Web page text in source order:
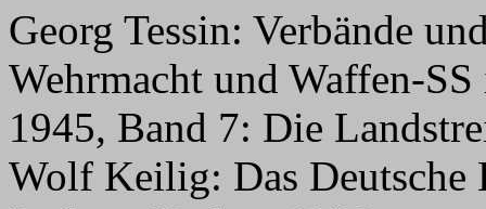
Georg Tessin: Verbände
Wehrmacht und Waffen-
1945, Band 7: Die
Wolf Keilig: Das Deutsche